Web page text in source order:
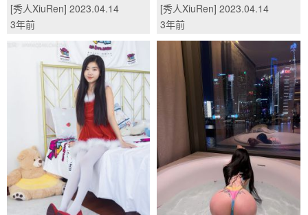
[秀人XiuRen] 2023.04.14
No.6580 周于希/(81P)
3年前
[秀人XiuRen] 2023.04.14
No.6580 周于希/(81P)
3年前